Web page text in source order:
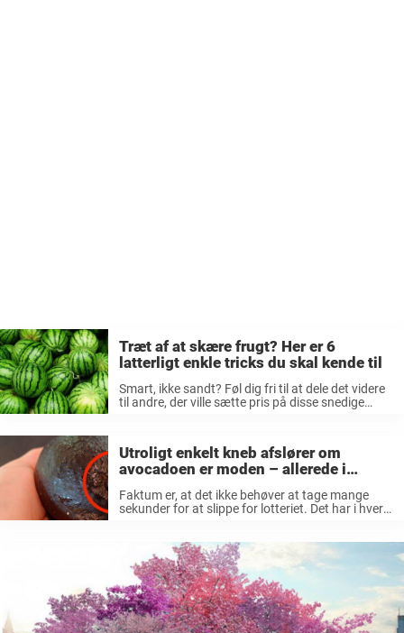
Træt af at skære frugt? Her er 6
latterligt enkle tricks du skal kende til
Smart, ikke sandt? Føl dig fri til at dele det videre
til andre, der ville sætte pris på disse snedige
Utroligt enkelt kneb afslører om
avocadoen er moden – allerede i
Faktum er, at det ikke behøver at tage mange
sekunder for at slippe for lotteriet. Det har i hvert
Hemmeligheden ...